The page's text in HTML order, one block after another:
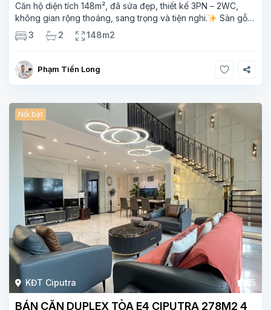
Căn hộ diện tích 148m², đã sửa đẹp, thiết kế 3PN – 2WC,
không gian rộng thoáng, sang trọng và tiện nghi.
Sàn gỗ
cao cấp, ánh sáng tự nhiên chan hòa, view hồ Tây đắt giá –
mang lại
3 2 148m2
Phạm Tiến Long
KĐT Ciputra 15
Nổi bật
BÁN CĂN DUPLEX TÒA E4 CIPUTRA 278M2 4